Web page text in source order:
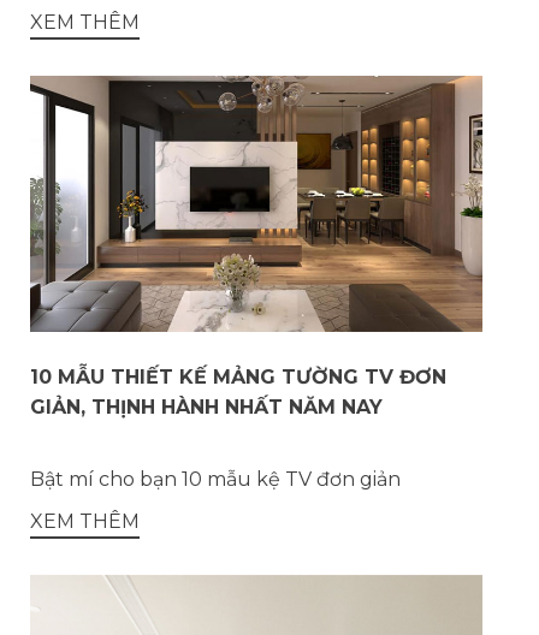
XEM THÊM
10 MẪU THIẾT KẾ MẢNG TƯỜNG TV ĐƠN
GIẢN, THỊNH HÀNH NHẤT NĂM NAY
Bật mí cho bạn 10 mẫu kệ TV đơn giản
XEM THÊM